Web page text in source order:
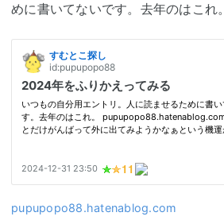
めに書いてないです。去年のはこれ。
pupupopo88.hatenablog.com